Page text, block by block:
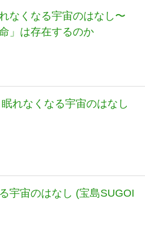
なくなる宇宙のはなし〜
」は存在するのか
れなくなる宇宙のはなし
宇宙のはなし (宝島SUGOI